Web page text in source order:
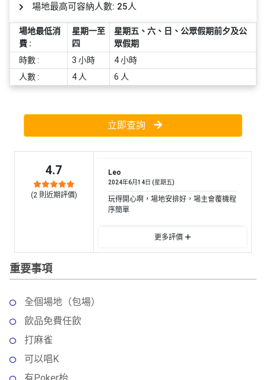
糕
花
束
及
花
藝
用
食
即
煮
慶
祝
生
日
拍
拖
企
親
子
活
會
員
需
知
交
件
夾
間
神
場地最高可容納人數: 25人
場地最低消
費 :
星期一至
四
星期五、六、日、公眾假期前夕及公
眾假期
時數 :
3 小時
4 小時
人數 :
4 人 6 人
立即查詢
4.7
(2 則近期評價)
Leo
2024年6月14日 (星期五)
玩得開心啊，場地安排好，場主會覆機程
序簡單
更多評價
重要事項
全個場地（包場）
飲品免費任飲
打麻雀
可以唱K